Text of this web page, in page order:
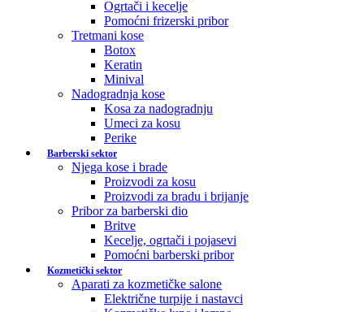
Ogrtači i kecelje
Pomoćni frizerski pribor
Tretmani kose
Botox
Keratin
Minival
Nadogradnja kose
Kosa za nadogradnju
Umeci za kosu
Perike
Barberski sektor
Njega kose i brade
Proizvodi za kosu
Proizvodi za bradu i brijanje
Pribor za barberski dio
Britve
Kecelje, ogrtači i pojasevi
Pomoćni barberski pribor
Kozmetički sektor
Aparati za kozmetičke salone
Električne turpije i nastavci